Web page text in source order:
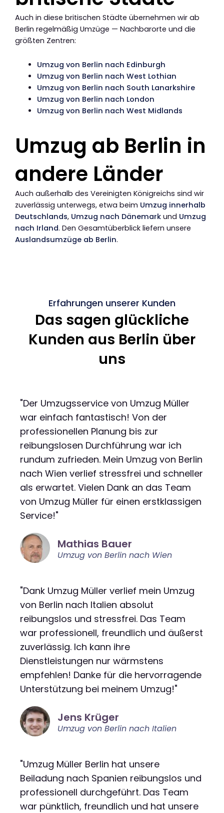
Auch in diese britischen Städte übernehmen wir ab
Berlin regelmäßig Umzüge — Nachbarorte und die
größten Zentren:
Umzug von Berlin nach Edinburgh
Umzug von Berlin nach West Lothian
Umzug von Berlin nach South Lanarkshire
Umzug von Berlin nach London
Umzug von Berlin nach West Midlands
Umzug ab Berlin in
andere Länder
Auch außerhalb des Vereinigten Königreichs sind wir
zuverlässig unterwegs, etwa beim Umzug innerhalb
Deutschlands, Umzug nach Dänemark und Umzug
nach Irland. Den Gesamtüberblick liefern unsere
Auslandsumzüge ab Berlin.
Erfahrungen unserer Kunden
Das sagen glückliche
Kunden aus Berlin über
uns
"Der Umzugsservice von Umzug Müller
war einfach fantastisch! Von der
professionellen Planung bis zur
reibungslosen Durchführung war ich
rundum zufrieden. Mein Umzug von Berlin
nach Wien verlief stressfrei und schneller
als erwartet. Vielen Dank an das Team
von Umzug Müller für einen erstklassigen
Service!"
Mathias Bauer
Umzug von Berlin nach Wien
"Dank Umzug Müller verlief mein Umzug
von Berlin nach Italien absolut
reibungslos und stressfrei. Das Team
war professionell, freundlich und äußerst
zuverlässig. Ich kann ihre
Dienstleistungen nur wärmstens
empfehlen! Danke für die hervorragende
Unterstützung bei meinem Umzug!"
Jens Krüger
Umzug von Berlin nach Italien
"Umzug Müller Berlin hat unsere
Beiladung nach Spanien reibungslos und
professionell durchgeführt. Das Team
war pünktlich, freundlich und hat unsere